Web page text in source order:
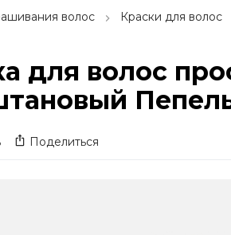
волос Краски для волос
для волос
Поделиться